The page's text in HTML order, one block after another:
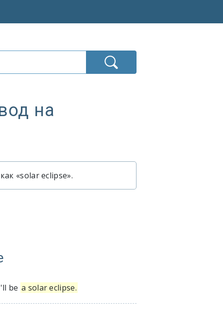
на
затмение»
«solar eclipse».
затмение»
be a solar eclipse.